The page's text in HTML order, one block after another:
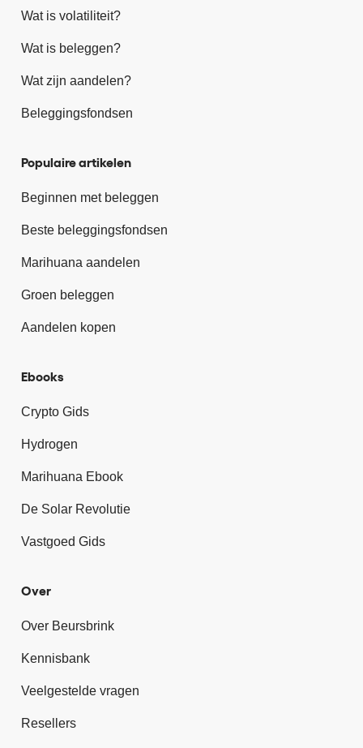
Wat is volatiliteit?
Wat is beleggen?
Wat zijn aandelen?
Beleggingsfondsen
Populaire artikelen
Beginnen met beleggen
Beste beleggingsfondsen
Marihuana aandelen
Groen beleggen
Aandelen kopen
Ebooks
Crypto Gids
Hydrogen
Marihuana Ebook
De Solar Revolutie
Vastgoed Gids
Over
Over Beursbrink
Kennisbank
Veelgestelde vragen
Resellers